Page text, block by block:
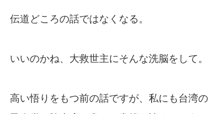
伝道どころの話ではなくなる。
いいのかね、大救世主にそんな洗脳をして。
高い悟りをもつ前の話ですが、私にも台湾の